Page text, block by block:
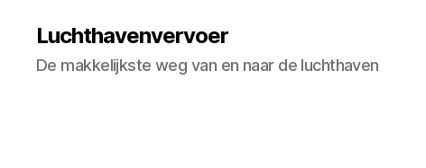
Luchthavenvervoer
De makkelijkste weg van en naar de luchthaven